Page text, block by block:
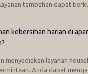
tambahan dapat
kebersihan harian di
menyediakan layanan
Anda dapat